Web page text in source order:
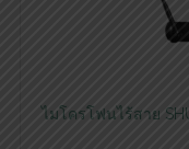
ไมโครโฟนไร้สาย